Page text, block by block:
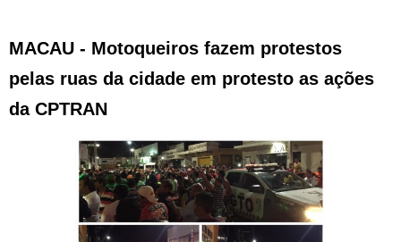
MACAU - Motoqueiros fazem protestos
pelas ruas da cidade em protesto as ações
da CPTRAN